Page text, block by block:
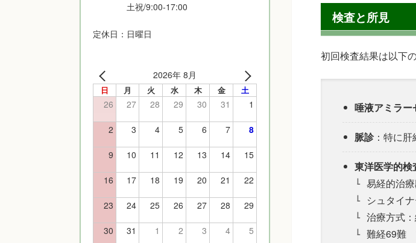
検査と所見
初回検査結果は以下
唾液アミラー
脈診：特に肝
東洋医学的検
易経的治
シュタイ
治療方式
難経69難
土祝/9:00-17:00
定休日：日曜日
2026年 8月
日 月 火 水 木 金 土
26 27 28 29 30 31 1
2 3 4 5 6 7 8
9 10 11 12 13 14 15
16 17 18 19 20 21 22
23 24 25 26 27 28 29
30 31 1 2 3 4 5